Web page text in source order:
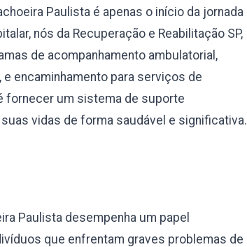
Paulista é apenas o início da jornada
nós da Recuperação e Reabilitação SP,
de acompanhamento ambulatorial,
encaminhamento para serviços de
fornecer um sistema de suporte
vidas de forma saudável e significativa.
Paulista desempenha um papel
que enfrentam graves problemas de